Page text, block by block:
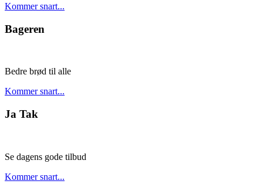
Kommer snart...
Bageren
Bedre brød til alle
Kommer snart...
Ja Tak
Se dagens gode tilbud
Kommer snart...